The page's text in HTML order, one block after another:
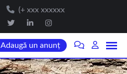
(+ xxx xxxxxx
Adaugă un anunț